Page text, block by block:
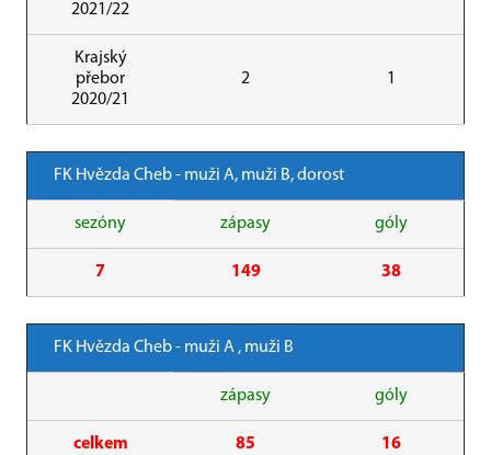
2021/22
Krajský
přebor
2020/21
2 1
FK Hvězda Cheb - muži A, muži B, dorost
sezóny zápasy góly
7 149 38
FK Hvězda Cheb - muži A , muži B
zápasy góly
celkem 85 16